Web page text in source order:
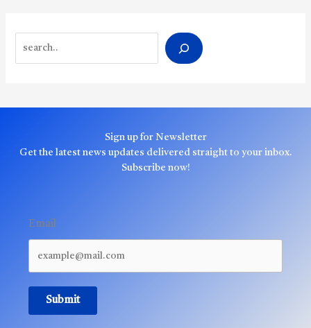
Sign up for Newsletter
Get the latest news updates delivered straight to your inbox.
Subscribe now!
Email
Submit